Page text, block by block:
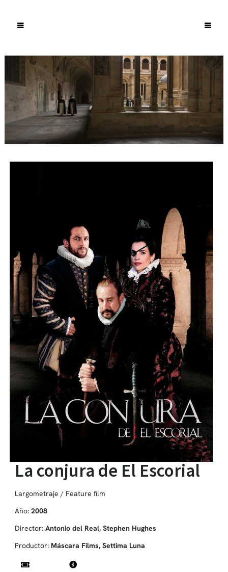
La conjura de El Escorial
Largometraje / Feature film
Año: 2008
Director: Antonio del Real, Stephen Hughes
Productor: Máscara Films, Settima Luna